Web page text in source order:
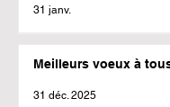
31 janv.
Meilleurs voeux à
31 déc. 2025